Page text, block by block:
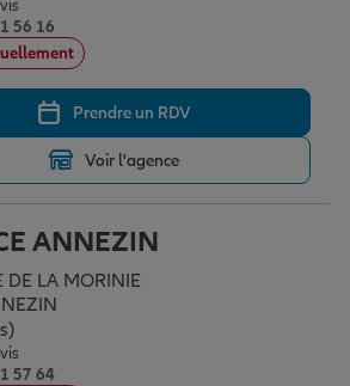
56 16
Prendre un RDV
Voir l'agence
ANNEZIN
DE LA MORINIE
5
57 64